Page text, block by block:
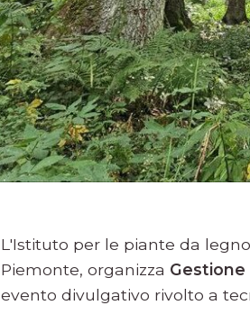
L'Istituto per le piante da
Piemonte, organizza
evento divulgativo rivolto a